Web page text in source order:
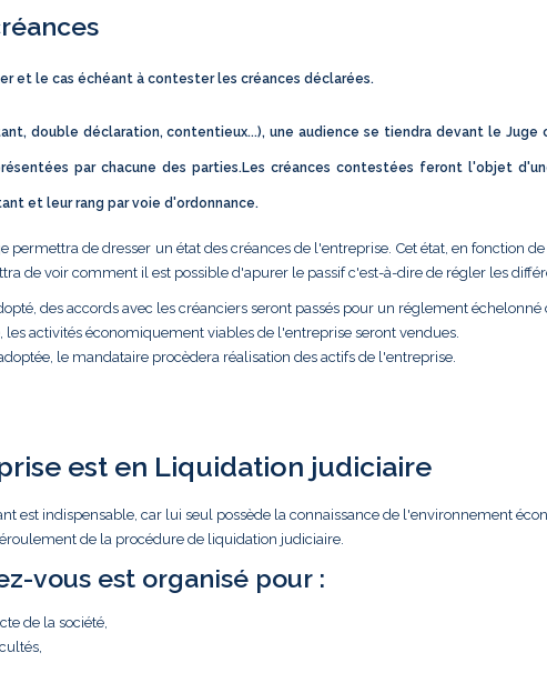
et le cas échéant à contester les créances déclarées.
double déclaration, contentieux...), une audience se tiendra devant le Juge
par chacune des parties.Les créances contestées feront l'objet
et leur rang par voie d'ordonnance.
permettra de dresser un état des créances de l'entreprise. Cet état, en fonction
de voir comment il est possible d'apurer le passif c'est-à-dire de régler les
des accords avec les créanciers seront passés pour un réglement échelonné
les activités économiquement viables de l'entreprise seront vendues.
le mandataire procèdera réalisation des actifs de l'entreprise.
est en Liquidation judiciaire
est indispensable, car lui seul possède la connaissance de l'environnement
de la procédure de liquidation judiciaire.
vous est organisé pour :
de la société,